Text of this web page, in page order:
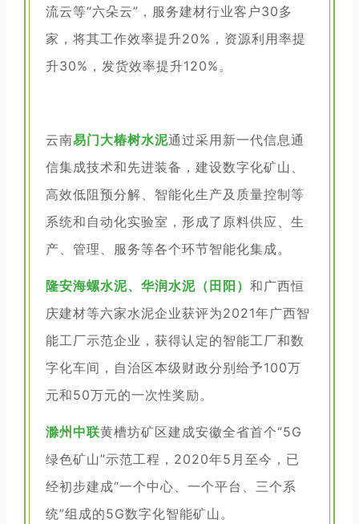
流云等“六朵云”，服务建材行业客户30多
家，将其工作效率提升20%，资源利用率提
升30%，发货效率提升120%。
云南易门大椿树水泥通过采用新一代信息通
信集成技术和先进装备，建设数字化矿山、
高效低阻预分解、智能化生产及质量控制等
系统和自动化实验室，形成了原料供应、生
产、管理、服务等各个环节智能化集成。
隆安海螺水泥、华润水泥（田阳）和广西恒
庆建材等六家水泥企业获评为2021年广西智
能工厂示范企业，获得认定的智能工厂和数
字化车间，自治区本级财政分别给予100万
元和50万元的一次性奖励。
滁州中联黄槽坊矿区建成安徽全省首个“5G
绿色矿山”示范工程，2020年5月至今，已
经初步建成“一个中心、一个平台、三个系
统”组成的5G数字化智能矿山。